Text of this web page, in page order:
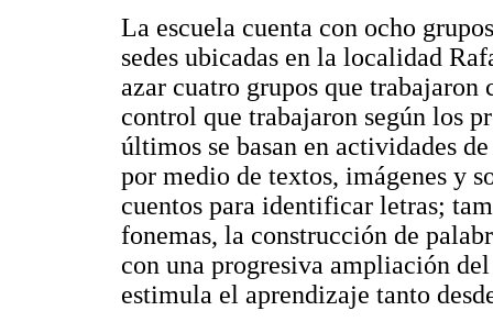
La escuela cuenta con ocho
sedes ubicadas en la localidad
azar cuatro grupos que
control que trabajaron según los
últimos se basan en actividades
por medio de textos, imágenes y
cuentos para identificar letras;
fonemas, la construcción de
con una progresiva ampliación
estimula el aprendizaje tanto